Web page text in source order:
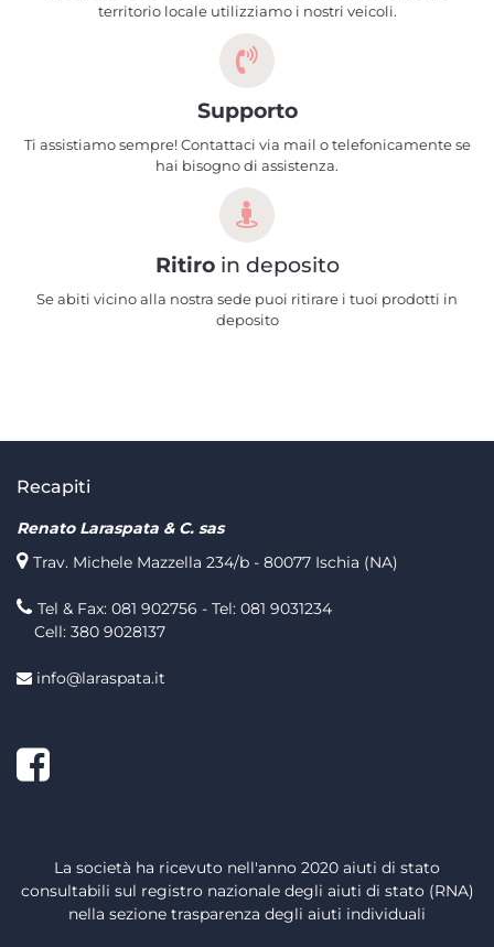
territorio locale utilizziamo i nostri veicoli.
Supporto
Ti assistiamo sempre! Contattaci via mail o telefonicamente se
hai bisogno di assistenza.
Ritiroin deposito
Se abiti vicino alla nostra sede puoi ritirare i tuoi prodotti in
deposito
Recapiti
Renato Laraspata & C. sas
Trav. Michele Mazzella 234/b - 80077 Ischia (NA)
Tel & Fax: 081 902756 - Tel: 081 9031234
Cell: 380 9028137
info@laraspata.it
Facebook
La società ha ricevuto nell'anno 2020 aiuti di stato
consultabili sul registro nazionale degli aiuti di stato (RNA)
nella sezione trasparenza degli aiuti individuali